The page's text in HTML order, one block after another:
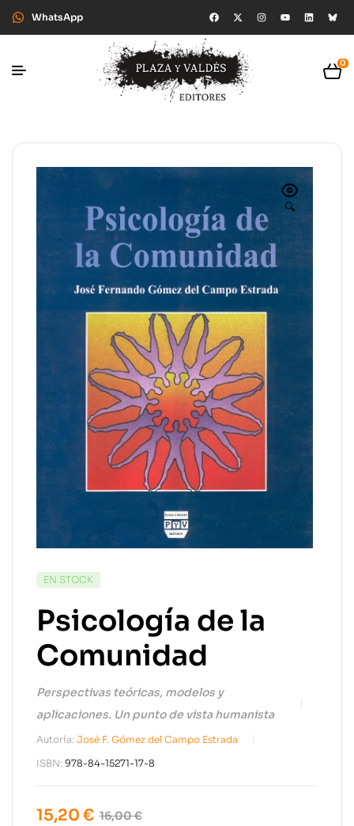
WhatsApp
0
🔍
EN STOCK
Psicología de la
Comunidad
Perspectivas teóricas, modelos y
aplicaciones. Un punto de vista humanista
Autoría: José F. Gómez del Campo Estrada
ISBN: 978-84-15271-17-8
16,00€
15,20 €